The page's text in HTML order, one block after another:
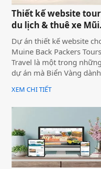
Thiết kế website tour
du lịch & thuê xe Mũi
Né
Dự án thiết kế website
Muine Back Packers
Travel là một trong những
dự án mà Biển Vàng dành
rất nhiều tâm huyết để
khai trọn vẹn cả về giao
dùng và hiệu quả vận hành
XEM CHI TIẾT